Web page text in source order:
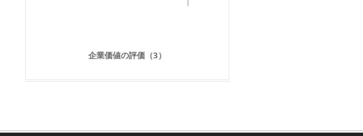
企業価値の評価（3）